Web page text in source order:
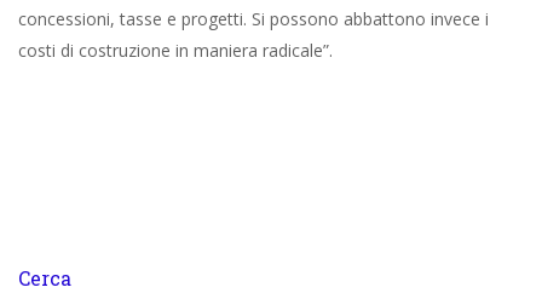
concessioni, tasse e progetti. Si possono abbattono invece i
costi di costruzione in maniera radicale”.
Cerca